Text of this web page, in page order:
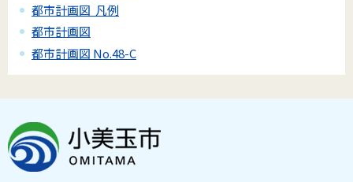
都市計画図 凡例
都市計画図
都市計画図 No.48-C